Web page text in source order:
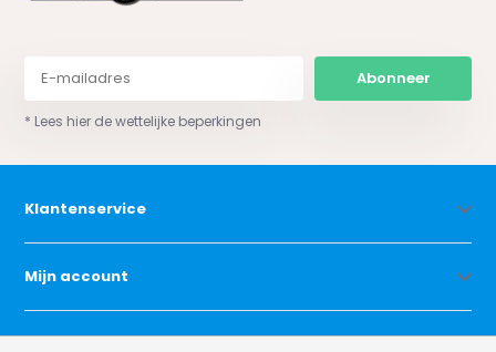
Abonneer
* Lees hier de wettelijke beperkingen
Klantenservice
Mijn account
Categorieën